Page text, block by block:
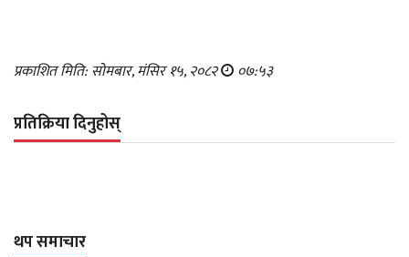
प्रकाशित मिति: सोमबार, मंसिर १५, २०८२ ०७:५३
प्रतिक्रिया दिनुहोस्
थप समाचार